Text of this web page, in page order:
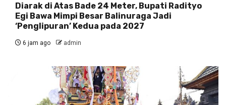
Diarak di Atas Bade 24 Meter, Bupati Radityo
Egi Bawa Mimpi Besar Balinuraga Jadi
‘Penglipuran’ Kedua pada 2027
6 jam ago admin